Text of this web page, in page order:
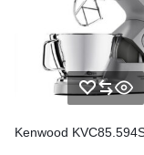
Kenwood